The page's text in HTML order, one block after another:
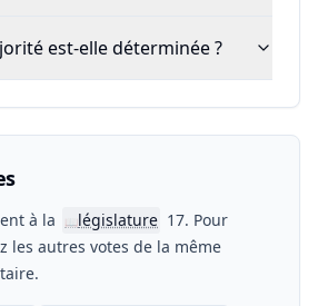
est-elle déterminée ?
à la 📖législature 17. Pour
les autres votes de la même